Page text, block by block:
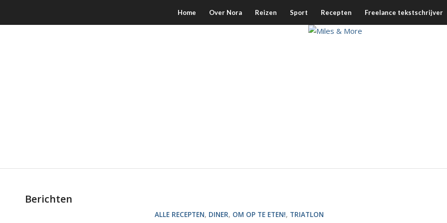
Home Over Nora Reizen Sport Recepten Freelance tekstschrijver
Berichten
ALLE RECEPTEN, DINER, OM OP TE ETEN!, TRIATLON